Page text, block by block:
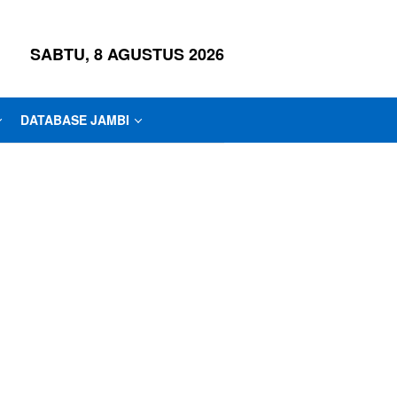
SABTU, 8 AGUSTUS 2026
DATABASE JAMBI